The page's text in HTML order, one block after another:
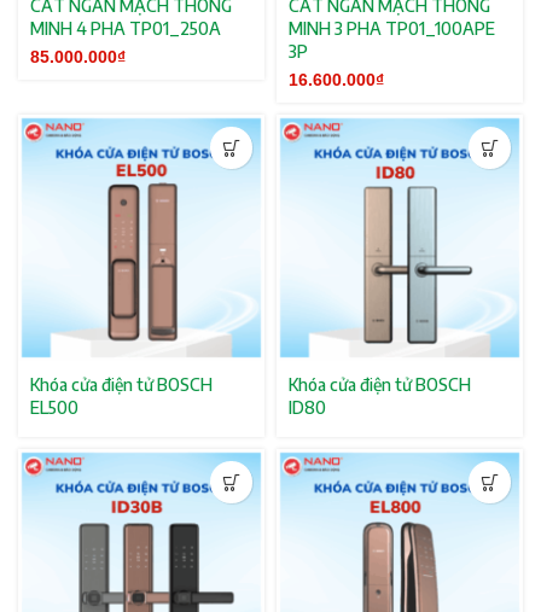
CẮT NGẮN MẠCH THÔNG
MINH 4 PHA TP01_250A
85.000.000₫
CẮT NGẮN MẠCH THÔNG
MINH 3 PHA TP01_100APE
3P
16.600.000₫
Khóa cửa điện tử BOSCH
EL500
Khóa cửa điện tử BOSCH
ID80